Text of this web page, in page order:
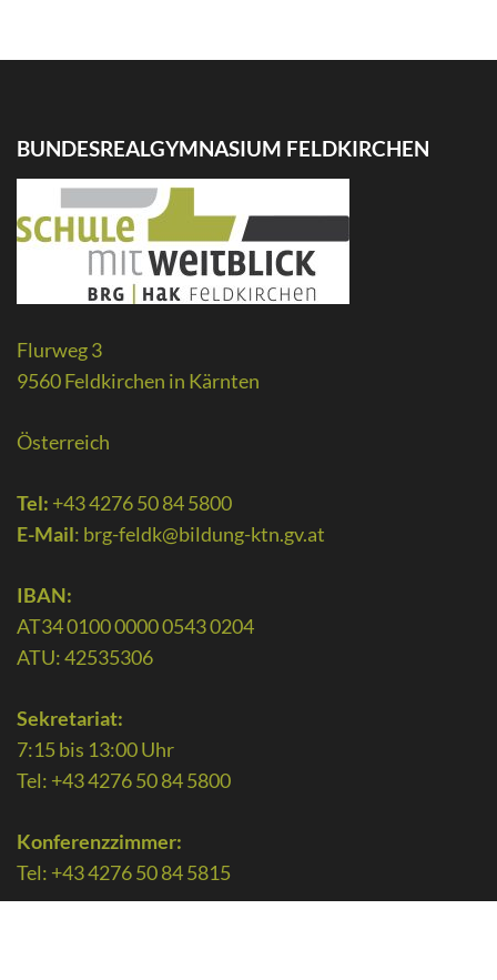
BUNDESREALGYMNASIUM FELDKIRCHEN
Flurweg 3
9560 Feldkirchen in Kärnten
Österreich
Tel: +43 4276 50 84 5800
E-Mail: brg-feldk@bildung-ktn.gv.at
IBAN:
AT34 0100 0000 0543 0204
ATU: 42535306
Sekretariat:
7:15 bis 13:00 Uhr
Tel: +43 4276 50 84 5800
Konferenzzimmer:
Tel: +43 4276 50 84 5815